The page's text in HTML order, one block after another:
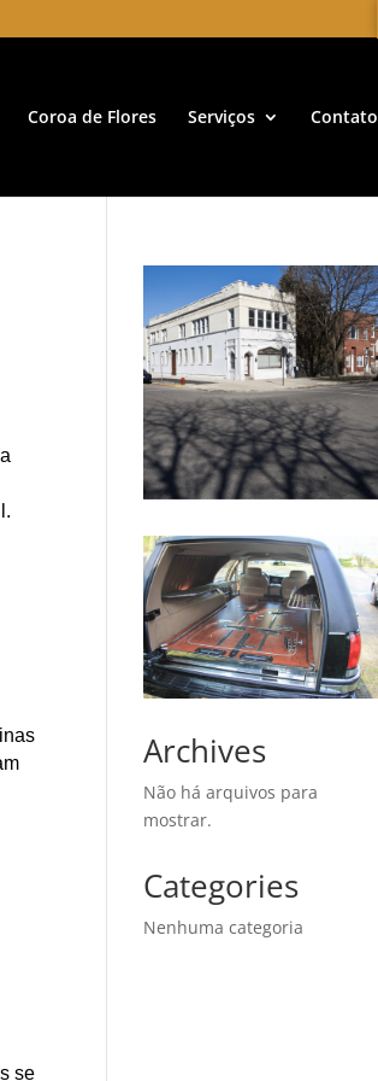
Coroa de Flores Serviços Contato
se
Archives
Não há arquivos para
mostrar.
Categories
Nenhuma categoria